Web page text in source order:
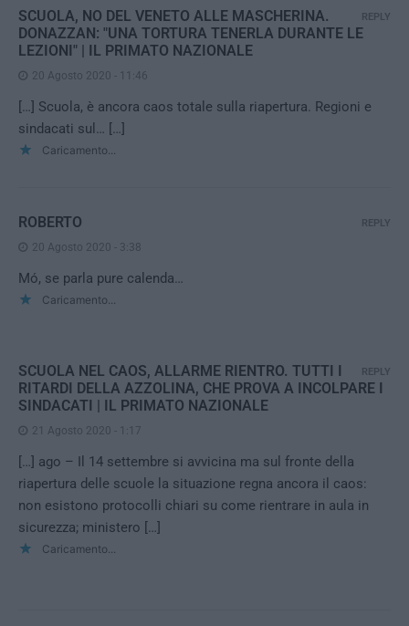
SCUOLA, NO DEL VENETO ALLE MASCHERINA.
DONAZZAN: "UNA TORTURA TENERLA DURANTE LE
LEZIONI" | IL PRIMATO NAZIONALE
20 Agosto 2020 - 11:46
[…] Scuola, è ancora caos totale sulla riapertura. Regioni e
sindacati sul… […]
Caricamento...
REPLY
ROBERTO
20 Agosto 2020 - 3:38
Mó, se parla pure calenda…
Caricamento...
REPLY
SCUOLA NEL CAOS, ALLARME RIENTRO. TUTTI I
RITARDI DELLA AZZOLINA, CHE PROVA A INCOLPARE I
SINDACATI | IL PRIMATO NAZIONALE
21 Agosto 2020 - 1:17
[…] ago – Il 14 settembre si avvicina ma sul fronte della
riapertura delle scuole la situazione regna ancora il caos:
non esistono protocolli chiari su come rientrare in aula in
sicurezza; ministero […]
Caricamento...
REPLY